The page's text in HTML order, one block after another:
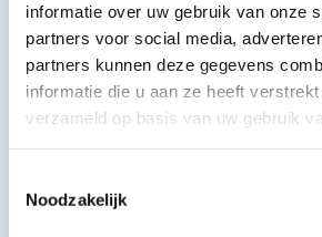
informatie over uw gebruik van onze
partners voor social media,
partners kunnen deze gegevens
informatie die u aan ze heeft
verzameld op basis van uw gebruik
Noodzakelijk
vanHaren opent filiaal